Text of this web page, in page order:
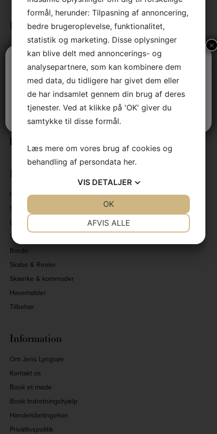
Nov 25
Kontaktinformation
Jens Lyngsøe Interieur A/S
Hovedgaden 39
2970 Hørsholm
CVR nr. 30985672
+4545860633
info@jlint.dk
Produkter
Håndlavede italienske sofaer
Sovesofaer
Lænestole & Puffer
Spisebordsstole
Borde
Skabe & Reoler
Skænke & kommoder
Havemøbler
Tilbehør
Information
Om Jens Lyngsøe
Kontakt os
Book et møde
Book Indretningshjælp
Handelsbetingelser
Privatlivspolitik
Vi holder sommerferielukket
Vi er tilbage tirsdag den 11. august.
God sommer
×
formål, herunder: Tilpasning af annoncering,
bedre brugeroplevelse, funktionalitet,
statistik og marketing. Disse oplysninger
kan blive delt med annoncerings- og
analysepartnere, som kan kombinere dem
med data, du tidligere har givet dem eller
de har indsamlet gennem din brug af deres
tjenester. Ved at klikke på 'OK' giver du
samtykke til disse formål.
Læs mere om vores brug af cookies og
behandling af persondata her.
VIS DETALJER
AFVIS ALLE
OK